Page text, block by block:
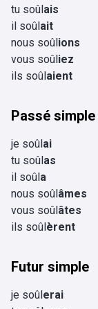
tu soûlais
il soûlait
nous soûlions
vous soûliez
ils soûlaient
Passé simple
je soûlai
tu soûlas
il soûla
nous soûlâmes
vous soûlâtes
ils soûlèrent
Futur simple
je soûlerai